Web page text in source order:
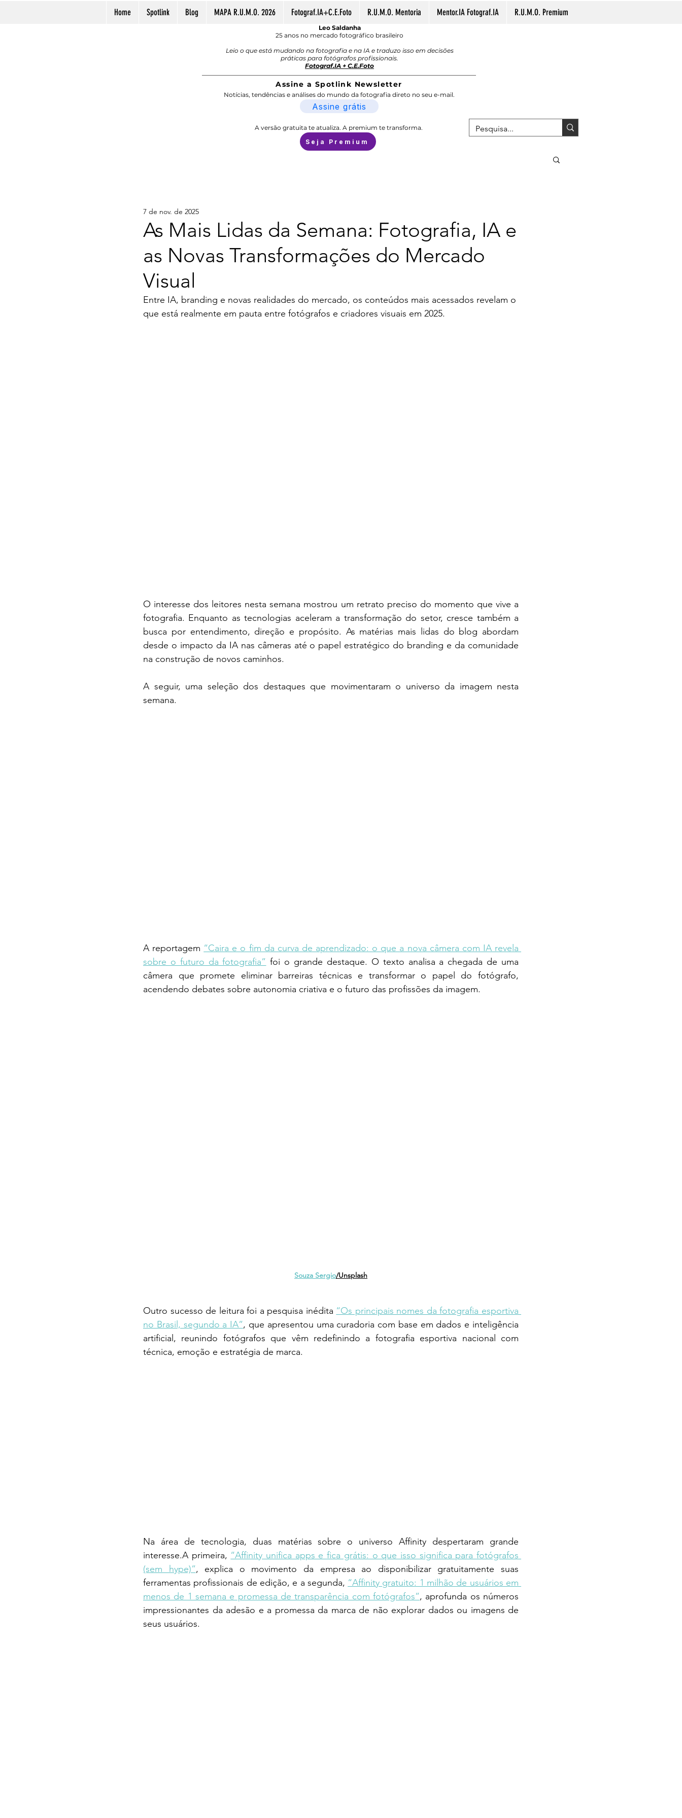
Home Spotlink Blog MAPA R.U.M.O. 2026 Fotograf.IA+C.E.Foto R.U.M.O. Mentoria Mentor.IA Fotograf.IA R.U.M.O. Premium
Leo Saldanha
25 anos no mercado fotográfico brasileiro
Leio o que está mudando na fotografia e na IA e traduzo isso em decisões
práticas para fotógrafos profissionais.
Fotograf.IA + C.E.Foto
Assine a Spotlink Newsletter
Notícias, tendências e análises do mundo da fotografia direto no seu e-mail.
Assine grátis
A versão gratuita te atualiza. A premium te transforma.
Seja Premium
As Mais Lidas da Semana: Fotografia, IA e
as Novas Transformações do Mercado
Visual
7 de nov. de 2025
Entre IA, branding e novas realidades do mercado, os conteúdos mais acessados revelam o
que está realmente em pauta entre fotógrafos e criadores visuais em 2025.
O interesse dos leitores nesta semana mostrou um retrato preciso do momento que vive a
fotografia. Enquanto as tecnologias aceleram a transformação do setor, cresce também a
busca por entendimento, direção e propósito. As matérias mais lidas do blog abordam
desde o impacto da IA nas câmeras até o papel estratégico do branding e da comunidade
na construção de novos caminhos.
A seguir, uma seleção dos destaques que movimentaram o universo da imagem nesta
semana.
A reportagem “Caira e o fim da curva de aprendizado: o que a nova câmera com IA revela
sobre o futuro da fotografia” foi o grande destaque. O texto analisa a chegada de uma
câmera que promete eliminar barreiras técnicas e transformar o papel do fotógrafo,
acendendo debates sobre autonomia criativa e o futuro das profissões da imagem.
Souza Sergio/Unsplash
Outro sucesso de leitura foi a pesquisa inédita “Os principais nomes da fotografia esportiva
no Brasil, segundo a IA”, que apresentou uma curadoria com base em dados e inteligência
artificial, reunindo fotógrafos que vêm redefinindo a fotografia esportiva nacional com
técnica, emoção e estratégia de marca.
Na área de tecnologia, duas matérias sobre o universo Affinity despertaram grande
interesse.A primeira, “Affinity unifica apps e fica grátis: o que isso significa para fotógrafos
(sem hype)”, explica o movimento da empresa ao disponibilizar gratuitamente suas
ferramentas profissionais de edição, e a segunda, “Affinity gratuito: 1 milhão de usuários em
menos de 1 semana e promessa de transparência com fotógrafos”, aprofunda os números
impressionantes da adesão e a promessa da marca de não explorar dados ou imagens de
seus usuários.